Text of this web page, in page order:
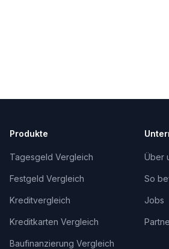
Produkte
Tagesgeld Vergleich
Festgeld Vergleich
Kreditvergleich
Kreditkarten Vergleich
Baufinanzierung Vergleich
Über
So
Jobs